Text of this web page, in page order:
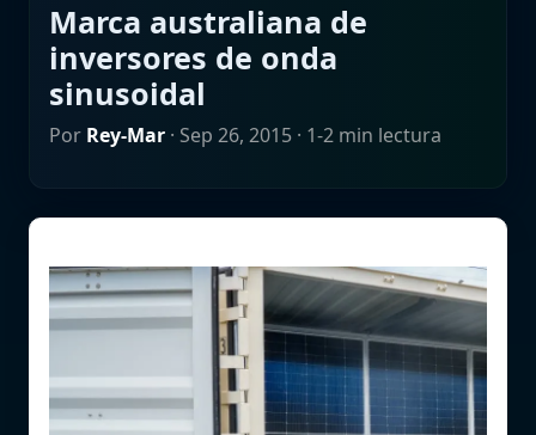
Marca australiana de
inversores de onda
sinusoidal
Por Rey-Mar · Sep 26, 2015 · 1-2 min lectura